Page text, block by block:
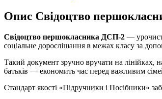
Опис Свідоцтво
Свідоцтво першокласника ДСП-2 —
соціальне дорослішання в межах класу за
Такий документ зручно вручати на лінійках,
батьків — економить час перед важливим
Стандарт якості «Підручники і Посібники»